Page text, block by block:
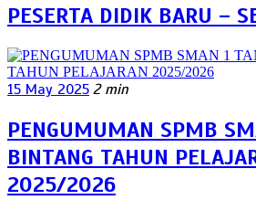
PESERTA DIDIK BARU –
15 May 2025 2 min
PENGUMUMAN SPMB
BINTANG TAHUN
2025/2026